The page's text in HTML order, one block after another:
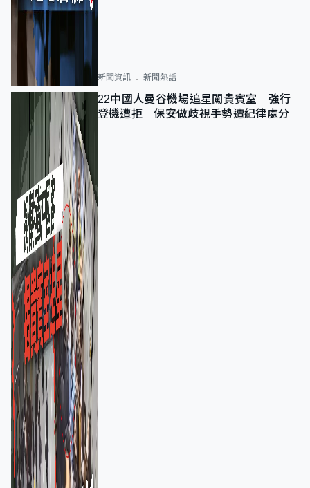
新聞資訊 新聞熱話
22中國人曼谷機場追星闖貴賓室 強行
登機遭拒 保安做歧視手勢遭紀律處分